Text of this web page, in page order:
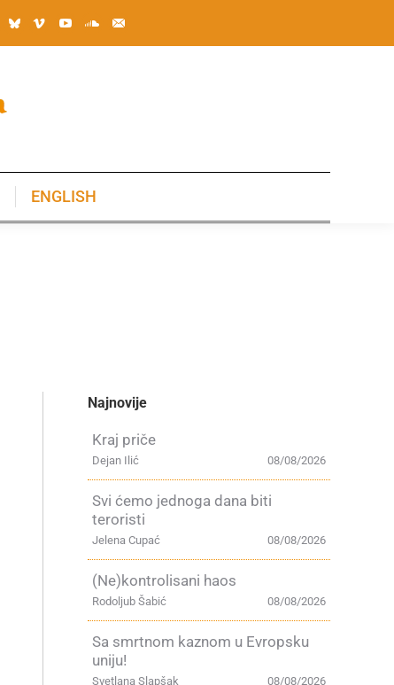
ENGLISH
Najnovije
Kraj priče
08/08/2026
Dejan Ilić
Svi ćemo jednoga dana biti
teroristi
08/08/2026
Jelena Cupać
(Ne)kontrolisani haos
08/08/2026
Rodoljub Šabić
Sa smrtnom kaznom u Evropsku
uniju!
08/08/2026
Svetlana Slapšak
ENGLISH